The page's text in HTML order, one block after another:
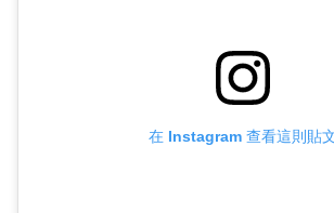
在 Instagram 查看這則貼